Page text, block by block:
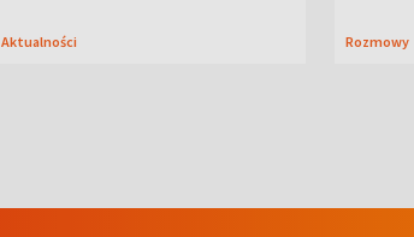
Aktualności Rozmowy